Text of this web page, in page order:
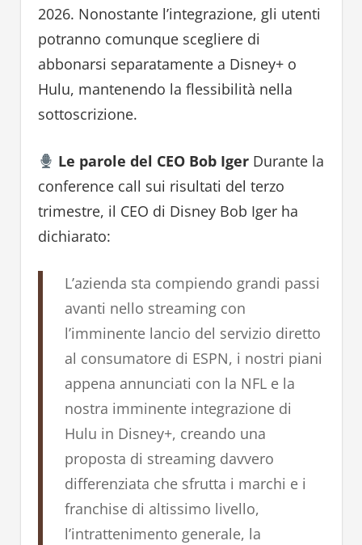
2026. Nonostante l’integrazione, gli utenti
potranno comunque scegliere di
abbonarsi separatamente a Disney+ o
Hulu, mantenendo la flessibilità nella
sottoscrizione.
Le parole del CEO Bob Iger Durante la
conference call sui risultati del terzo
trimestre, il CEO di Disney Bob Iger ha
dichiarato:
L’azienda sta compiendo grandi passi
avanti nello streaming con
l’imminente lancio del servizio diretto
al consumatore di ESPN, i nostri piani
appena annunciati con la NFL e la
nostra imminente integrazione di
Hulu in Disney+, creando una
proposta di streaming davvero
differenziata che sfrutta i marchi e i
franchise di altissimo livello,
l’intrattenimento generale, la